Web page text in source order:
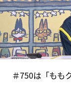
＃750は「もも